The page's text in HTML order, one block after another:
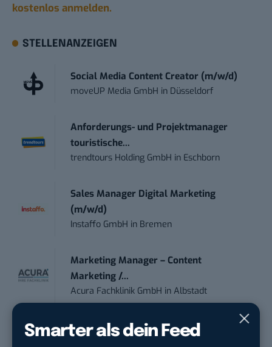
Smarter als dein Feed
kostenlos anmelden.
STELLENANZEIGEN
Social Media Content Creator (m/w/d)
moveUP Media GmbH in Düsseldorf
Anforderungs- und Projektmanager
touristische...
trendtours Holding GmbH in Eschborn
Sales Manager Digital Marketing
(m/w/d)
Instaffo GmbH in Bremen
Marketing Manager – Content
Marketing /...
Acura Fachklinik GmbH inAlbstadt
Content Marketing Specialist Product &